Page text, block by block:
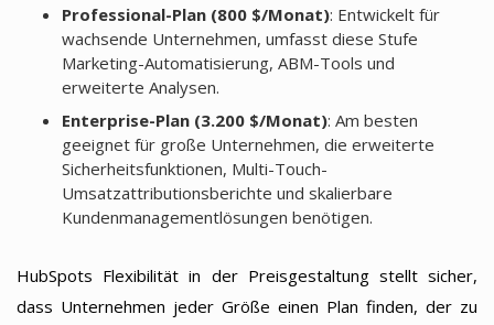
Professional-Plan (800 $/Monat): Entwickelt für
wachsende Unternehmen, umfasst diese Stufe
Marketing-Automatisierung, ABM-Tools und
erweiterte Analysen.
Enterprise-Plan (3.200 $/Monat): Am besten
geeignet für große Unternehmen, die erweiterte
Sicherheitsfunktionen, Multi-Touch-
Umsatzattributionsberichte und skalierbare
Kundenmanagementlösungen benötigen.
HubSpots Flexibilität in der Preisgestaltung stellt sicher,
dass Unternehmen jeder Größe einen Plan finden, der zu